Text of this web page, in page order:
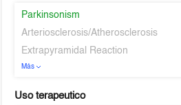
Parkinsonism
Arteriosclerosis/Atherosclerosis
Extrapyramidal Reaction
Más
Uso terapeutico